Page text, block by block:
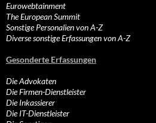
Eurowebtainment
The European Summit
Sonstige Personalien von A-Z
Diverse sonstige Erfassungen von A-Z
Gesonderte Erfassungen
Die Advokaten
Die Firmen-Dienstleister
Die Inkassierer
Die IT-Dienstleister